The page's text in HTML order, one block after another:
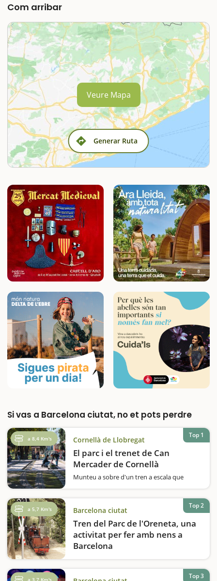
Com arribar
Generar Ruta
Veure Mapa
Si vas a Barcelona ciutat, no et pots perdre
a 8,4 Km's Cornellà de Llobregat
El parc i el trenet de Can
Mercader de Cornellà
Munteu a sobre d'un tren a escala que
ferrocarril a escala? El Parc de Can Mercader,
que es va inaugurar el 1987, acull des…
Top 1
a 5,7 Km's Barcelona ciutat
Tren del Parc de l'Oreneta, una
activitat per fer amb nens a
Barcelona
El Tren del Parc de l'Oreneta és una
experiència única que trasllada les famílies al
món dels ferrocarrils en miniatura. Situat al
Top 2
a 3,7 Km's Top 3